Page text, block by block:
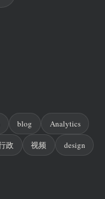
blog Analytics
政 视频 design